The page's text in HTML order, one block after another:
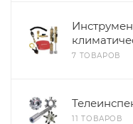
7 ТОВАРОВ
11 ТОВАРОВ